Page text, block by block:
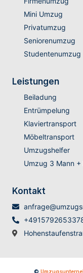
Mini Umzug
Privatumzug
Seniorenumzug
Studentenumzug
Leistungen
Beiladung
Entrümpelung
Klaviertransport
Möbeltransport
Umzugshelfer
Umzug 3 Mann +
Kontakt